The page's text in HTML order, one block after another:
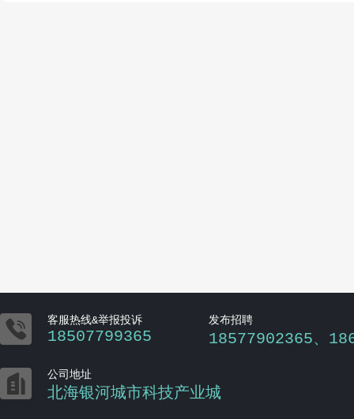
 客服热线&举报投诉
18507799365
发布招聘
18577902365、
 公司地址
北海银河城市科技产业城